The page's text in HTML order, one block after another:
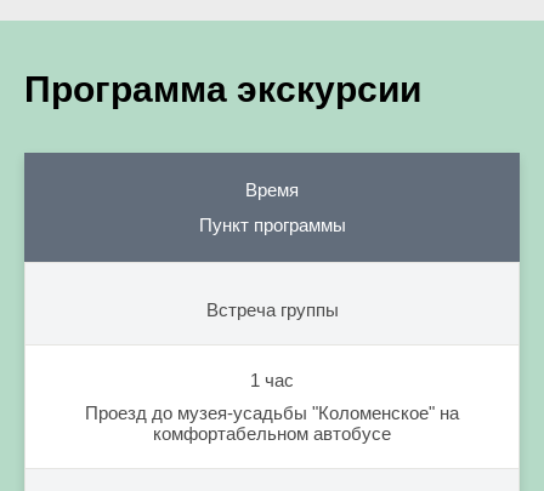
Программа экскурсии
Время
Пункт программы
Встреча группы
1 час
Проезд до музея-усадьбы "Коломенское" на
комфортабельном автобусе